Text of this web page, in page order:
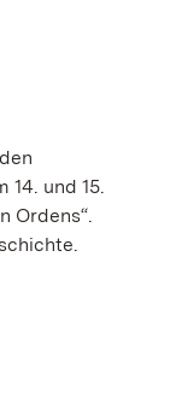
und 15.
Ordens“.